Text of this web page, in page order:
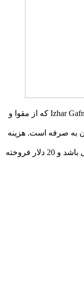
Izhar که از مقوا و
به صرفه است. هزینه
باشد و 20 دلار فروخته